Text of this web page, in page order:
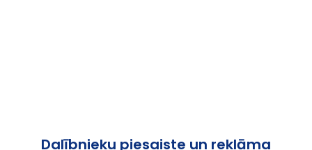
Dalībnieku piesaiste un reklāma